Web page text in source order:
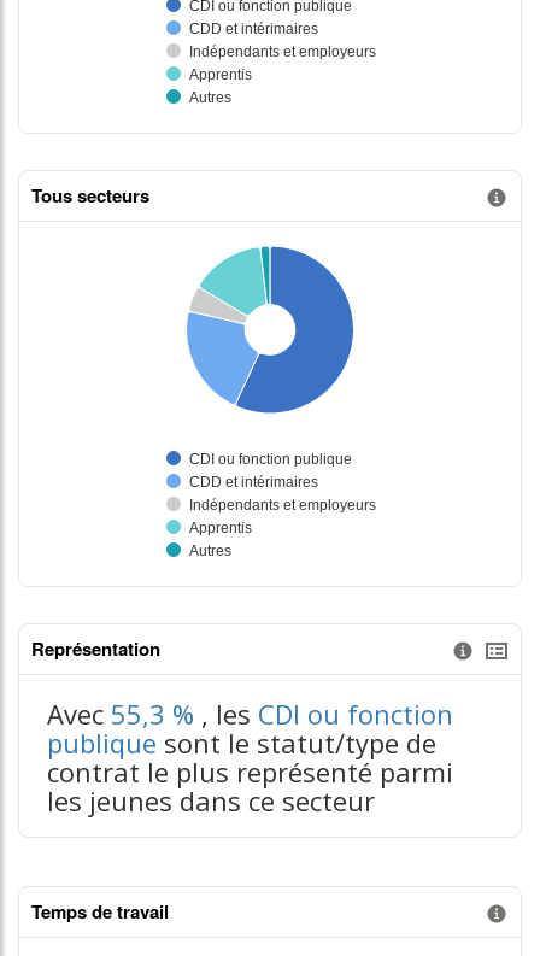
Tous secteurs
Représentation
Avec 55,3 % , les CDI ou fonction
publique sont le statut/type de
contrat le plus représenté parmi
les jeunes dans ce secteur
Temps de travail